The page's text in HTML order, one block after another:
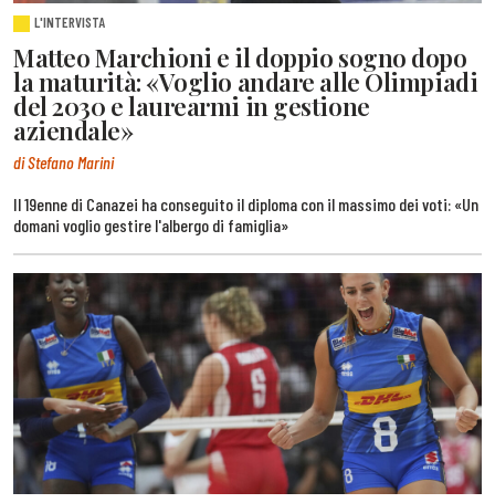
L'INTERVISTA
Matteo Marchioni e il doppio sogno dopo
la maturità: «Voglio andare alle Olimpiadi
del 2030 e laurearmi in gestione
aziendale»
di Stefano Marini
Il 19enne di Canazei ha conseguito il diploma con il massimo dei voti: «Un
domani voglio gestire l'albergo di famiglia»